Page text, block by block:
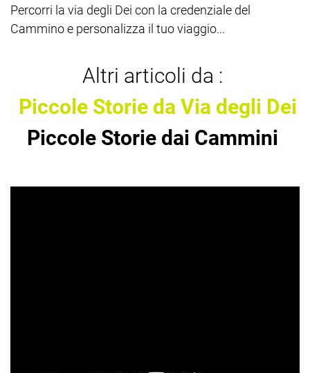
Percorri la via degli Dei con la credenziale del
Cammino e personalizza il tuo viaggio...
Altri articoli da :
Piccole Storie da Via degli Dei
Piccole Storie dai Cammini